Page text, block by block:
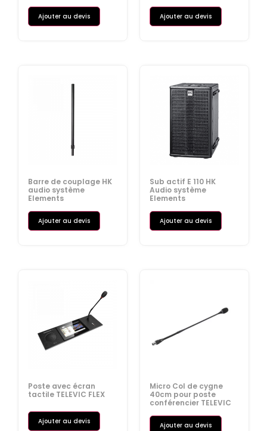
Ajouter au devis Ajouter au devis
Barre de couplage HK
audio système
Elements
Ajouter au devis
Sub actif E 110 HK
Audio système
Elements
Ajouter au devis
Poste avec écran
tactile TELEVIC FLEX
Ajouter au devis
Micro Col de cygne
40cm pour poste
conférencier TELEVIC
Ajouter au devis